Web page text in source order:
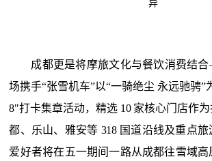
异
成都更是将摩旅文化与餐饮消费结合
场携手“张雪机车”以“一骑绝尘 永远驰骋”
8"打卡集章活动， 精选10 家核心门店作
都、乐山、雅安等 318 国道沿线及重点旅
爱好者将在五一期间一路从成都往雪域